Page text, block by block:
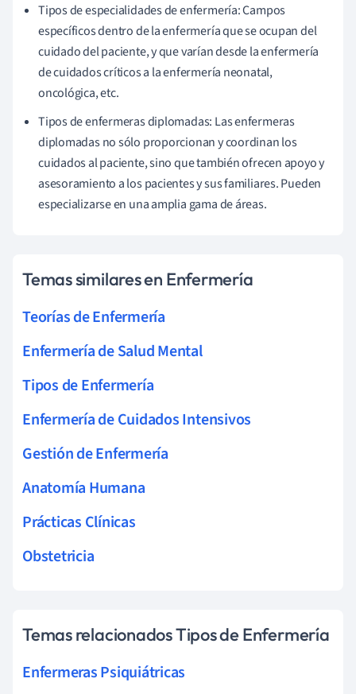
Tipos de especialidades de enfermería: Campos
específicos dentro de la enfermería que se ocupan del
cuidado del paciente, y que varían desde la enfermería
de cuidados críticos a la enfermería neonatal,
oncológica, etc.
Tipos de enfermeras diplomadas: Las enfermeras
diplomadas no sólo proporcionan y coordinan los
cuidados al paciente, sino que también ofrecen apoyo y
asesoramiento a los pacientes y sus familiares. Pueden
especializarse en una amplia gama de áreas.
Temas similares en Enfermería
Teorías de Enfermería
Enfermería de Salud Mental
Tipos de Enfermería
Enfermería de Cuidados Intensivos
Gestión de Enfermería
Anatomía Humana
Prácticas Clínicas
Obstetricia
Temas relacionados Tipos de Enfermería
Enfermeras Psiquiátricas